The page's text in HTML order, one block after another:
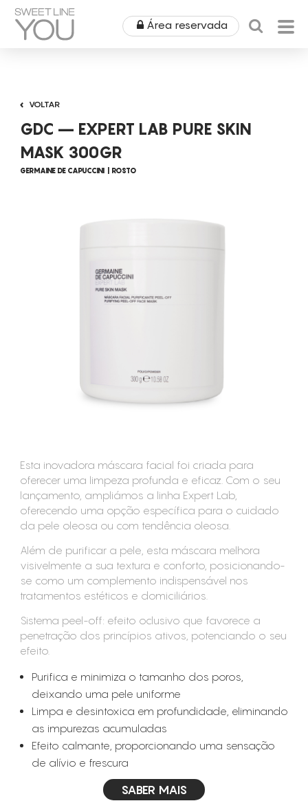
Área reservada
EQUIPAMENTOS
NOTÍCIAS & EVENTOS
CONTACTOS
VOLTAR
GDC – EXPERT LAB PURE SKIN
MASK 300GR
GERMAINE DE CAPUCCINI ROSTO
Esta inovadora máscara facial foi criada para
oferecer uma limpeza profunda e eficaz. Com o seu
lançamento, ampliámos a linha Expert Lab,
oferecendo uma opção específica para o cuidado
da pele oleosa ou com tendência oleosa.
Além de purificar a pele, esta máscara melhora
visivelmente a sua textura e conforto, posicionando-
se como um complemento indispensável nos
tratamentos estéticos e domiciliários.
Sistema peel-off: efeito oclusivo que favorece a
penetração dos princípios ativos, potenciando o seu
efeito.
Purifica e minimiza o tamanho dos poros,
deixando uma pele uniforme
Limpa e desintoxica em profundidade, eliminando
as impurezas acumuladas
Efeito calmante, proporcionando uma sensação
de alívio e frescura
SABER MAIS